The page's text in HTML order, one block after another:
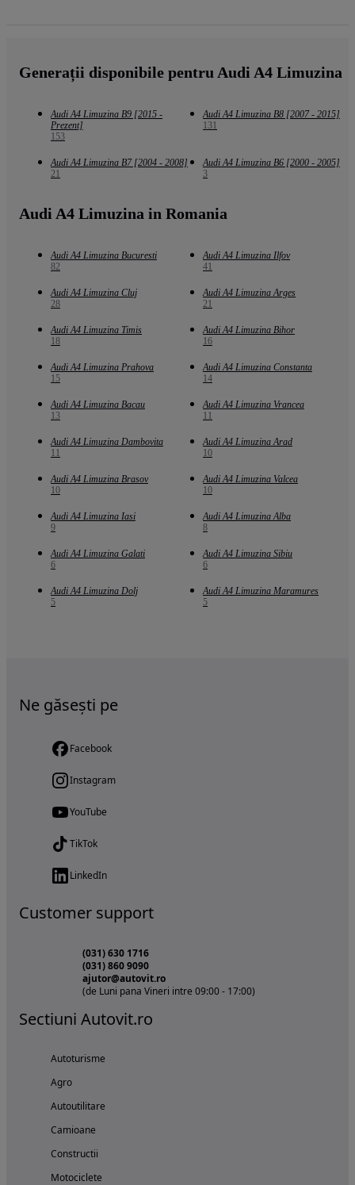
Generații disponibile pentru Audi A4 Limuzina
Audi A4 Limuzina B9 [2015 -
Prezent]
153
Audi A4 Limuzina B8 [2007 - 2015]
131
Audi A4 Limuzina B7 [2004 - 2008]
21
Audi A4 Limuzina B6 [2000 - 2005]
3
Audi A4 Limuzina in Romania
Audi A4 Limuzina Bucuresti
82
Audi A4 Limuzina Ilfov
41
Audi A4 Limuzina Cluj
28
Audi A4 Limuzina Arges
21
Audi A4 Limuzina Timis
18
Audi A4 Limuzina Bihor
16
Audi A4 Limuzina Prahova
15
Audi A4 Limuzina Constanta
14
Audi A4 Limuzina Bacau
13
Audi A4 Limuzina Vrancea
11
Audi A4 Limuzina Dambovita
11
Audi A4 Limuzina Arad
10
Audi A4 Limuzina Brasov
10
Audi A4 Limuzina Valcea
10
Audi A4 Limuzina Iasi
9
Audi A4 Limuzina Alba
8
Audi A4 Limuzina Galati
6
Audi A4 Limuzina Sibiu
6
Audi A4 Limuzina Dolj
5
Audi A4 Limuzina Maramures
5
Ne găsești pe
Facebook
Instagram
YouTube
TikTok
LinkedIn
Customer support
(031) 630 1716
(031) 860 9090
ajutor@autovit.ro
(de Luni pana Vineri intre 09:00 - 17:00)
Sectiuni Autovit.ro
Autoturisme
Agro
Autoutilitare
Camioane
Constructii
Motociclete